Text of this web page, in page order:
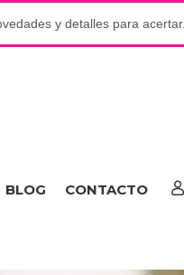
y detalles para acertar.
BLOG CONTACTO